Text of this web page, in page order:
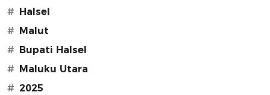
#
Halsel
#
Malut
#
Bupati Halsel
#
Maluku Utara
# 2025